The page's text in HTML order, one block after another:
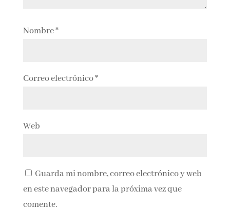
Nombre*
Correo electrónico*
Web
Guarda mi nombre, correo electrónico y web
en este navegador para la próxima vez que
comente.